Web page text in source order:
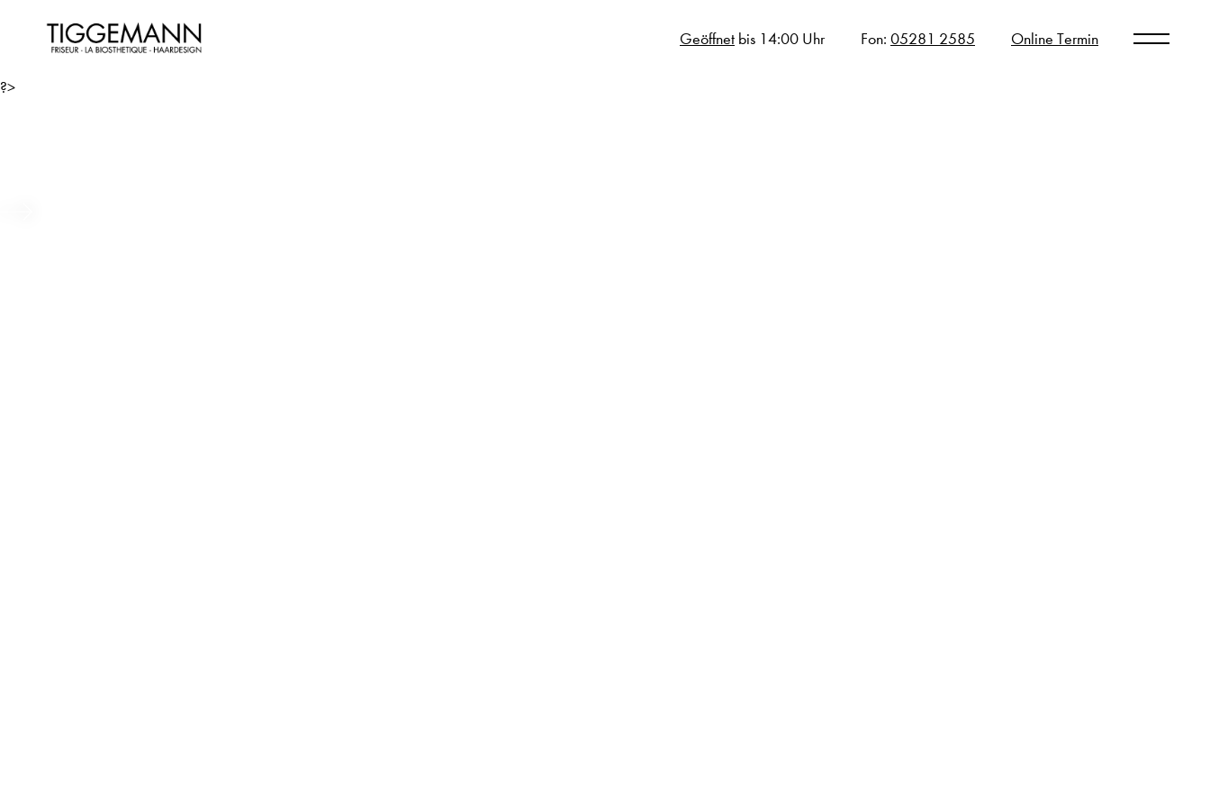
Geöffnet bis 14:00 Uhr Fon: 05281 2585 Online Termin
?>